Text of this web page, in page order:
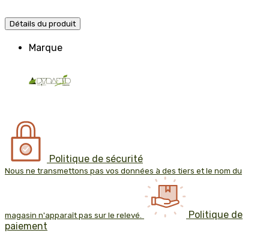
Détails du produit
Marque
Politique de sécurité
Nous ne transmettons pas vos données à des tiers et le nom du
magasin n'apparaît pas sur le relevé.
Politique de
paiement